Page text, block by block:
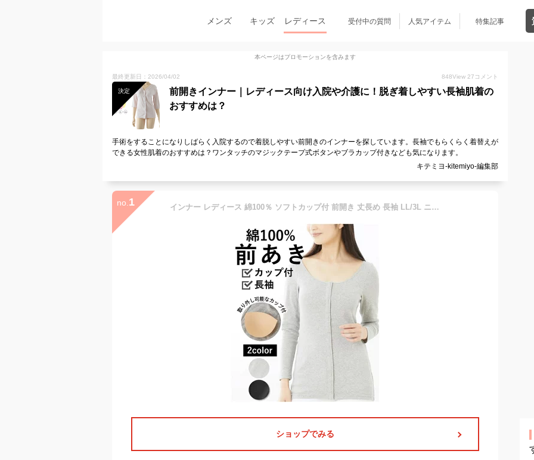
メンズ キッズ レディース 受付中の質問 人気アイテム 特集記事
本ページはプロモーションを含みます
最終更新日：2026/04/02 848View 27 コメント
決定
前開きインナー｜レディース向け入院や介護に！脱ぎ着しやすい長袖肌着の
おすすめは？
手術をすることになりしばらく入院するので着脱しやすい前開きのインナーを探しています。長袖でもらくらく着替えが
できる女性肌着のおすすめは？ワンタッチのマジックテープ式ボタンやブラカップ付きなども気になります。
キテミヨ-kitemiyo-編集部
no. 1 インナー レディース 綿100％ ソフトカップ付 前開き 丈長め 長袖 LL/3L ニッセン nissen
ショップでみる